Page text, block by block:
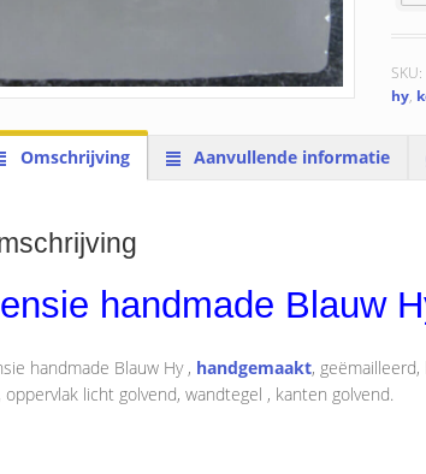
SKU:
hy,
Omschrijving Aanvullende informatie
handmade Blauw
handmade Blauw Hy , handgemaakt,
oppervlak licht golvend, wandtegel , kanten golvend.